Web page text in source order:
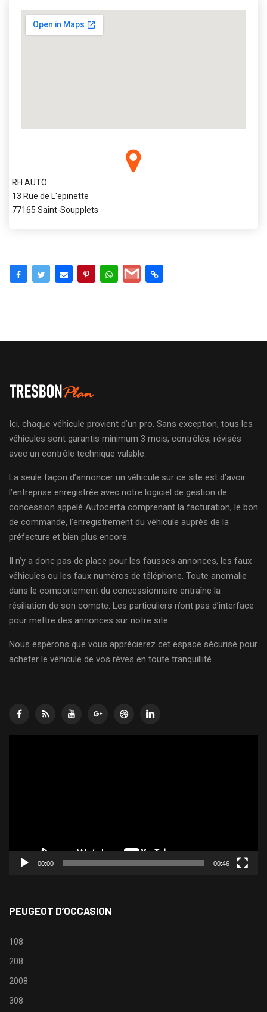
RH AUTO
13 Rue de L'epinette
77165 Saint-Soupplets
Ici, chaque véhicule provient d’un pro. Sans exception, tous les
véhicules sont garantis minimum 3 mois, contrôlés, révisés
avec un contrôle technique valable.
La seule façon d’annoncer un véhicule sur ce site est d’avoir
l’entreprise enregistrée avec notre logiciel de gestion de
concession appelé Autocerfa comprenant la facturation, le bon
de commande, l’enregistrement du véhicule auprès de la
préfecture et bien plus encore.
Il n’y a donc pas de place pour les fausses annonces, les faux
véhicules ou les faux numéros de téléphone. Toute anomalie
dans le comportement du concessionnaire entraîne la
résiliation de son compte. Les particuliers n’ont pas d’interface
pour mettre des annonces sur notre site.
Nous espérons que vous apprécierez cet espace sécurisé pour
acheter le véhicule de vos rêves en toute tranquillité.
00:00 00:46
PEUGEOT D’OCCASION
108
208
2008
308